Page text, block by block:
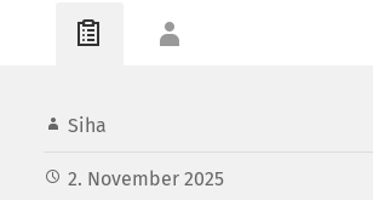
Siha
2. November 2025